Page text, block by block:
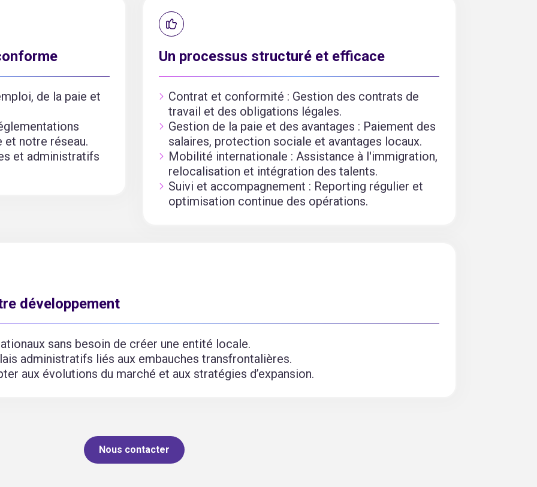
de la paie et
notre réseau.
et administratifs
Un processus structuré et efficace
Contrat et conformité : Gestion des contrats de
travail et des obligations légales.
Gestion de la paie et des avantages : Paiement des
salaires, protection sociale et avantages locaux.
Mobilité internationale : Assistance à l'immigration,
relocalisation et intégration des talents.
Suivi et accompagnement : Reporting régulier et
optimisation continue des opérations.
développement
sans besoin de créer une entité locale.
administratifs liés aux embauches transfrontalières.
aux évolutions du marché et aux stratégies d’expansion.
Nous contacter